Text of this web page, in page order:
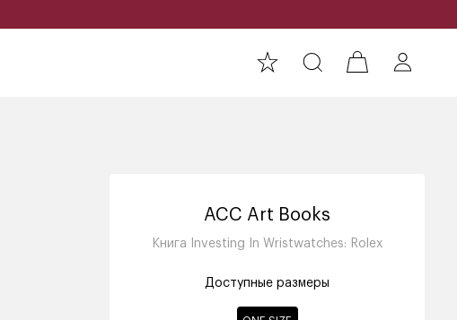
ACC Art Books
Книга Investing In Wristwatches: Rolex
Доступные размеры